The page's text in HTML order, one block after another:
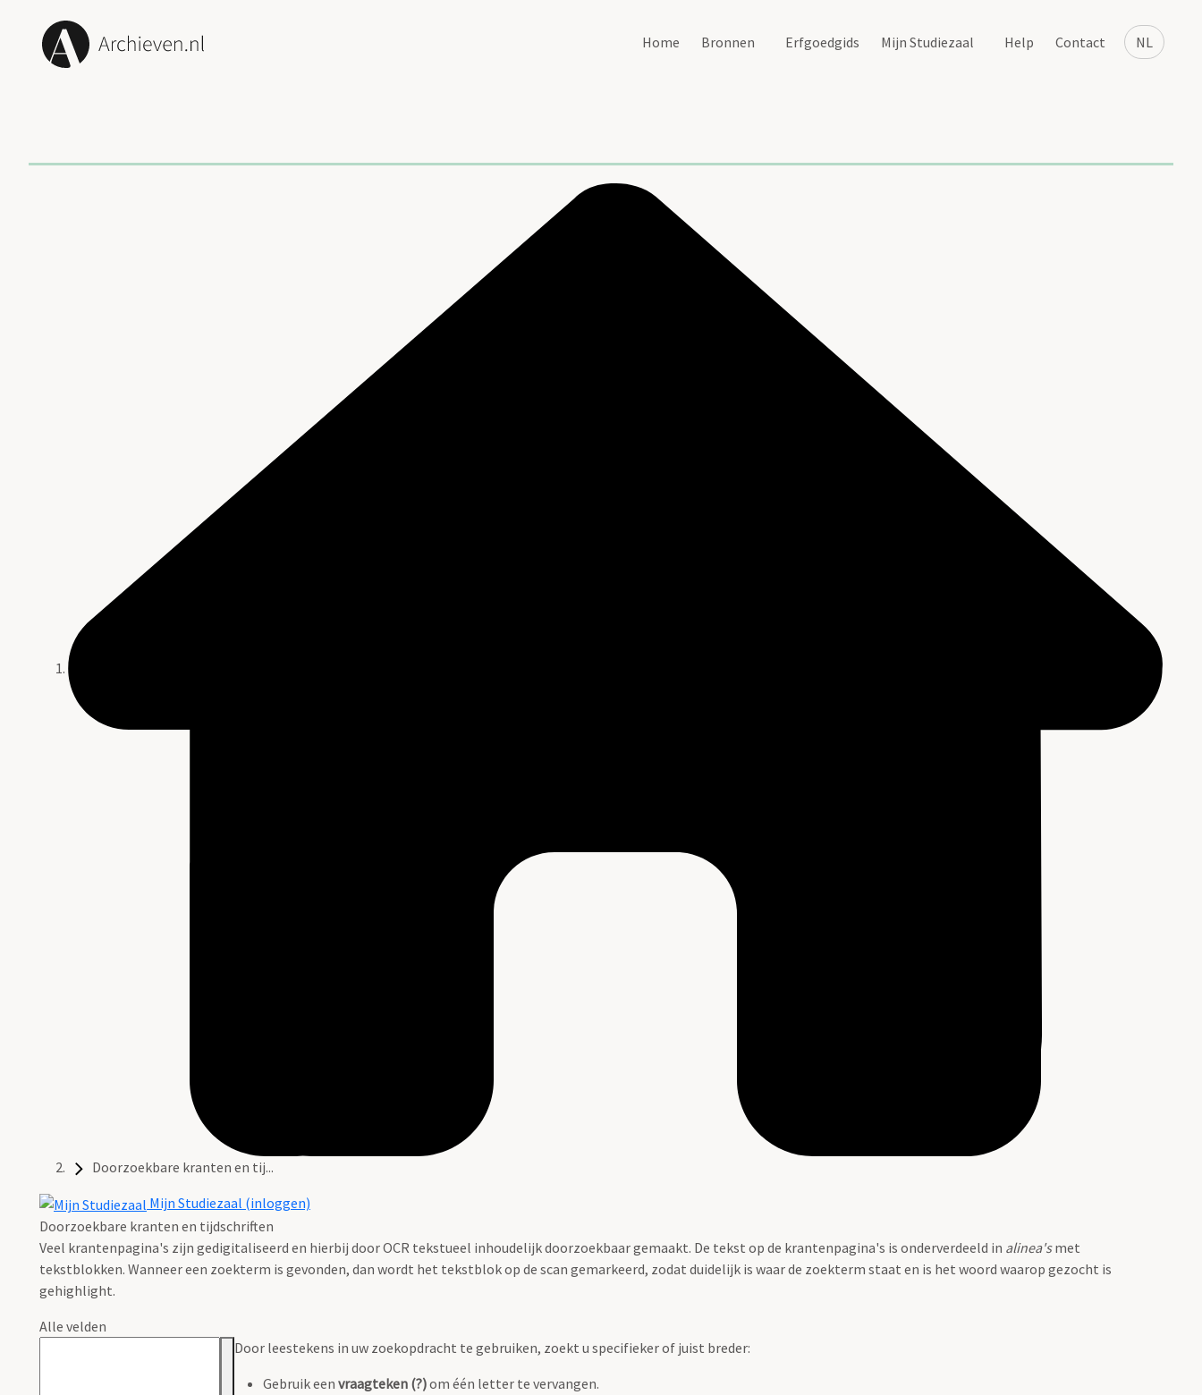
NL
Home Bronnen Erfgoedgids Mijn Studiezaal Help Contact
Doorzoekbare kranten en tij...
Mijn Studiezaal (inloggen)
Doorzoekbare kranten en tijdschriften
Veel krantenpagina's zijn gedigitaliseerd en hierbij door OCR tekstueel inhoudelijk doorzoekbaar gemaakt. De tekst op de krantenpagina's is onderverdeeld in alinea'smet
tekstblokken. Wanneer een zoekterm is gevonden, dan wordt het tekstblok op de scan gemarkeerd, zodat duidelijk is waar de zoekterm staat en is het woord waarop gezocht is
gehighlight.
Alle velden
Door leestekens in uw zoekopdracht te gebruiken, zoekt u specifieker of juist breder:
Gebruik een vraagteken (?)om één letter te vervangen.